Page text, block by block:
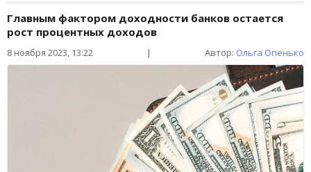
Главным фактором доходности банков остается
рост процентных доходов
8 ноября 2023, 13:22 | Автор: Ольга Опенько